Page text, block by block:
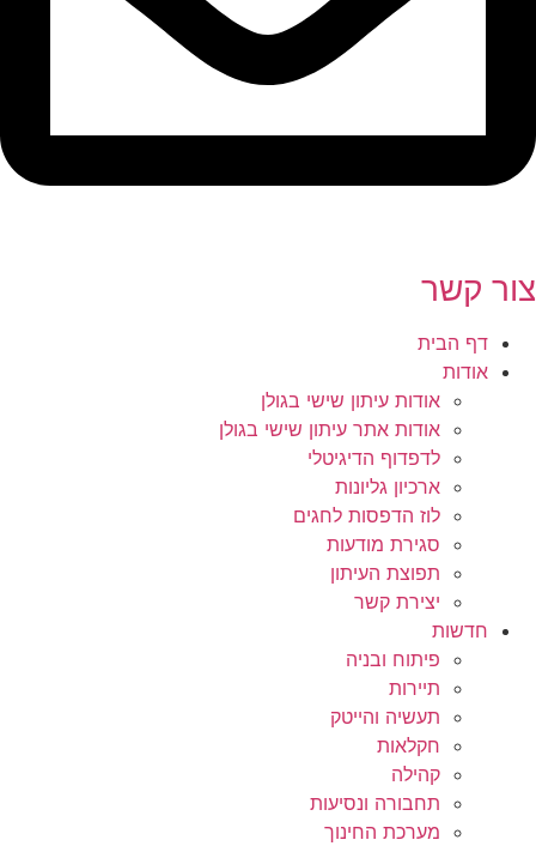
צור קשר
דף הבית
אודות
אודות עיתון שישי בגולן
אודות אתר עיתון שישי בגולן
לדפדוף הדיגיטלי
ארכיון גליונות
לוז הדפסות לחגים
סגירת מודעות
תפוצת העיתון
יצירת קשר
חדשות
פיתוח ובניה
תיירות
תעשיה והייטק
חקלאות
קהילה
תחבורה ונסיעות
מערכת החינוך